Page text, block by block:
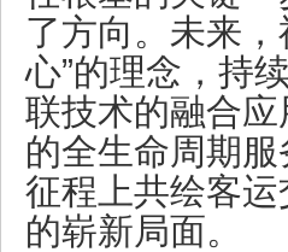
了方向。未来
心”的理念，持
联技术的融合
的全生命周期
征程上共绘客
的崭新局面。